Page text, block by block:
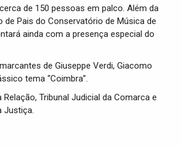
de 150 pessoas em palco. Além da
Pais do Conservatório de Música de
ainda com a presença especial do
de Giuseppe Verdi, Giacomo
tema “Coimbra”.
Tribunal Judicial da Comarca e
Justiça.